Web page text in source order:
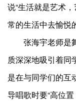
说“生活就是艺术
常的生活中去愉悦
张海宇老师是
质深深地吸引着同
是在与同学们的互
导唱歌时要“高位